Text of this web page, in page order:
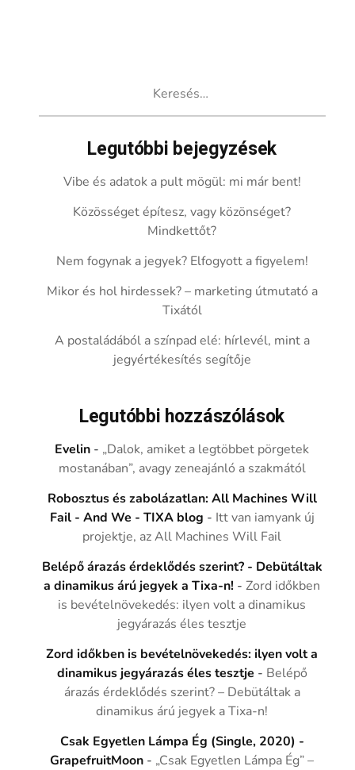
Legutóbbi bejegyzések
Vibe és adatok a pult mögül: mi már bent!
Közösséget építesz, vagy közönséget?
Mindkettőt?
Nem fogynak a jegyek? Elfogyott a figyelem!
Mikor és hol hirdessek? – marketing útmutató a
Tixától
A postaládából a színpad elé: hírlevél, mint a
jegyértékesítés segítője
Legutóbbi hozzászólások
Evelin - „Dalok, amiket a legtöbbet pörgetek
mostanában”, avagy zeneajánló a szakmától
Robosztus és zabolázatlan: All Machines Will
Fail - And We - TIXA blog - Itt van iamyank új
projektje, az All Machines Will Fail
Belépő árazás érdeklődés szerint? - Debütáltak
a dinamikus árú jegyek a Tixa-n! -Zord időkben
is bevételnövekedés: ilyen volt a dinamikus
jegyárazás éles tesztje
Zord időkben is bevételnövekedés: ilyen volt a
dinamikus jegyárazás éles tesztje - Belépő
árazás érdeklődés szerint? – Debütáltak a
dinamikus árú jegyek a Tixa-n!
Csak Egyetlen Lámpa Ég (Single, 2020) -
GrapefruitMoon - „Csak Egyetlen Lámpa Ég” –